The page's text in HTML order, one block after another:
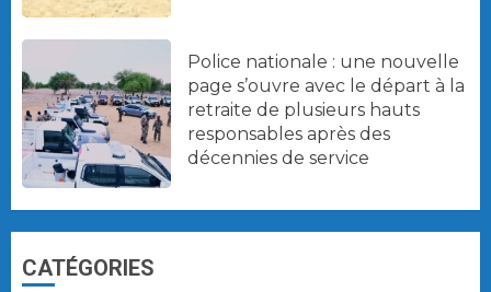
Police nationale : une nouvelle
page s’ouvre avec le départ à la
retraite de plusieurs hauts
responsables après des
décennies de service
CATÉGORIES